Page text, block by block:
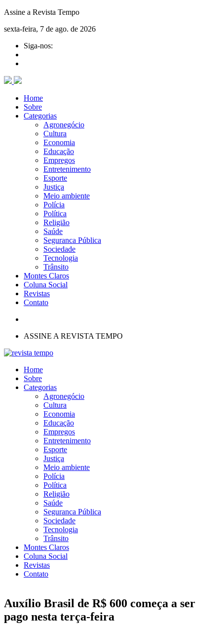
Assine a Revista Tempo
sexta-feira, 7 de ago. de 2026
Siga-nos:
Home
Sobre
Categorias
Agronegócio
Cultura
Economia
Educação
Empregos
Entretenimento
Esporte
Justiça
Meio ambiente
Polícia
Política
Religião
Saúde
Seguranca Pública
Sociedade
Tecnologia
Trânsito
Montes Claros
Coluna Social
Revistas
Contato
ASSINE A REVISTA TEMPO
Home
Sobre
Categorias
Agronegócio
Cultura
Economia
Educação
Empregos
Entretenimento
Esporte
Justiça
Meio ambiente
Polícia
Política
Religião
Saúde
Seguranca Pública
Sociedade
Tecnologia
Trânsito
Montes Claros
Coluna Social
Revistas
Contato
Auxílio Brasil de R$ 600 começa a ser
pago nesta terça-feira